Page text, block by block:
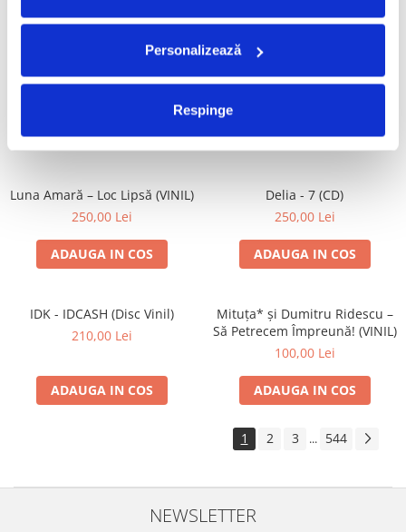
Personalizează
Respinge
Iris - II (Disc Vinil)
100,00 Lei
ADAUGA IN COS
Alexandra Stan - Saxobeats
(Transparent Vinyl, Bonus
ADAUGA IN COS
Luna Amară – Loc Lipsă (VINIL)
250,00 Lei
ADAUGA IN COS
Delia - 7 (CD)
250,00 Lei
ADAUGA IN COS
IDK - IDCASH (Disc Vinil)
210,00 Lei
ADAUGA IN COS
Mituța* și Dumitru Ridescu –
Să Petrecem Împreună! (VINIL)
100,00 Lei
ADAUGA IN COS
1 2 3 ... 544
NEWSLETTER